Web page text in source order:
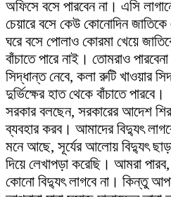
অফিসে বসে পারবেন না। এসি
চেয়ারে বসে কেউ কোনোদিন
ঘরে বসে পোলাও কোরমা খেয়ে
বাঁচাতে পারে নাই। তোমরাও
সিদ্ধান্ত নেবে, কলা রুটি খাওয়ার
দুর্ভিক্ষের হাত থেকে বাঁচাতে পারবে।
সরকার বলছেন, সরকারের আদেশ
ব্যবহার করব। আমাদের বিদ্যুৎ
মনে আছে, সূর্যের আলোয় বিদ্যুৎ
দিয়ে লেখাপড়া করেছি। আমরা
কোনো বিদ্যুৎ লাগবে না। কিন্তু